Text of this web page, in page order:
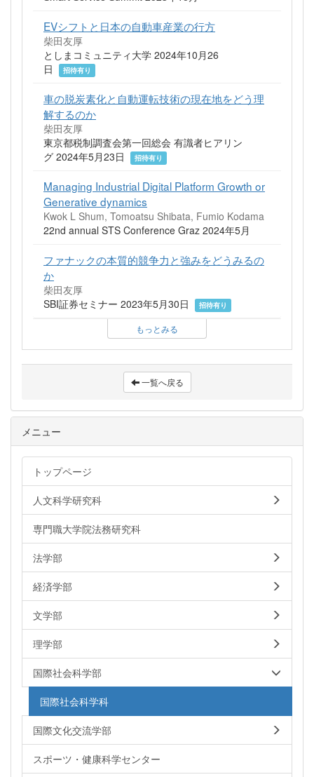
EVシフトと日本の自動車産業の行方
柴田友厚
としまコミュニティ大学 2024年10月26
日
招待有り
車の脱炭素化と自動運転技術の現在地をどう理
解するのか
柴田友厚
東京都税制調査会第一回総会 有識者ヒアリン
グ 2024年5月23日
招待有り
Managing Industrial Digital Platform Growth or
Generative dynamics
Kwok L Shum, Tomoatsu Shibata, Fumio Kodama
22nd annual STS Conference Graz 2024年5月
ファナックの本質的競争力と強みをどうみるの
か
柴田友厚
SBI証券セミナー 2023年5月30日
招待有り
もっとみる
一覧へ戻る
メニュー
トップページ
人文科学研究科
専門職大学院法務研究科
法学部
経済学部
文学部
理学部
国際社会科学部
国際社会科学科
国際文化交流学部
スポーツ・健康科学センター